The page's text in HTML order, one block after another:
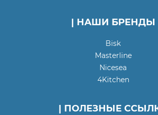
| НАШИ БРЕНДЫ
Bisk
Masterline
Nicesea
4Kitchen
| ПОЛЕЗНЫЕ